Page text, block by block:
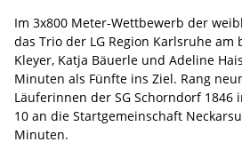
Im 3x800 Meter-Wettbewerb der
das Trio der LG Region Karlsruhe
Kleyer, Katja Bäuerle und Adeline
Minuten als Fünfte ins Ziel. Rang
Läuferinnen der SG Schorndorf 1846
10 an die Startgemeinschaft
Minuten.